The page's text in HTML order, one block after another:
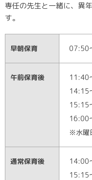
専任の先生と一緒に、異
す。
早朝保育
午前保育後
15:15
※水曜
通常保育後
15:15